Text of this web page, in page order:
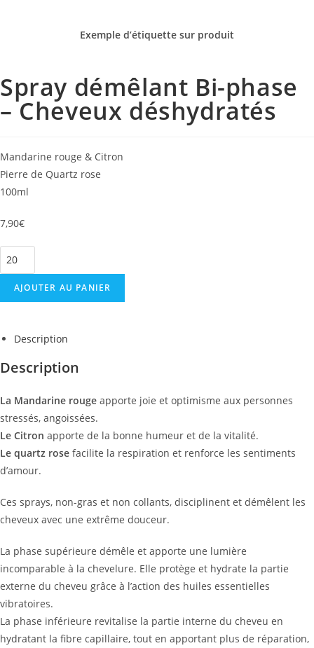
Exemple d’étiquette sur produit
Spray démêlant Bi-phase
– Cheveux déshydratés
Mandarine rouge & Citron
Pierre de Quartz rose
100ml
7,90€
AJOUTER AU PANIER
Description
Description
La Mandarine rouge apporte joie et optimisme aux personnes
stressés, angoissées.
Le Citron apporte de la bonne humeur et de la vitalité.
Le quartz rose facilite la respiration et renforce les sentiments
d’amour.
Ces sprays, non-gras et non collants, disciplinent et démêlent les
cheveux avec une extrême douceur.
La phase supérieure démêle et apporte une lumière
incomparable à la chevelure. Elle protège et hydrate la partie
externe du cheveu grâce à l’action des huiles essentielles
vibratoires.
La phase inférieure revitalise la partie interne du cheveu en
hydratant la fibre capillaire, tout en apportant plus de réparation,